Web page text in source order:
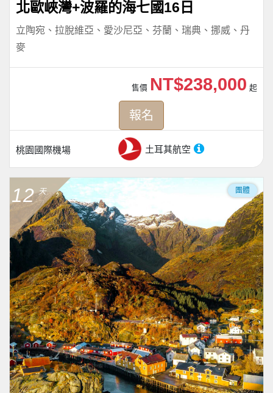
北歐峽灣+波羅的海七國16日
立陶宛、拉脫維亞、愛沙尼亞、芬蘭、瑞典、挪威、丹
麥
桃園國際機場 土耳其航空
售價 NT$238,000 起
報名
12 天 團體